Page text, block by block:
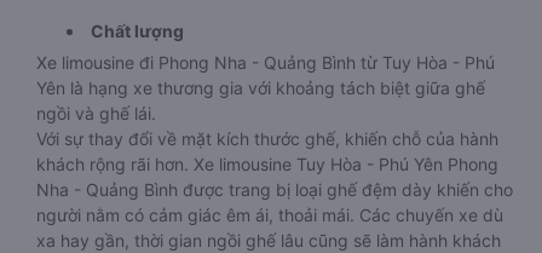
Chất lượng
Xe limousine đi Phong Nha - Quảng Bình từ Tuy Hòa - Phú
Yên là hạng xe thương gia với khoảng tách biệt giữa ghế
ngồi và ghế lái.
Với sự thay đổi về mặt kích thước ghế, khiến chỗ của hành
khách rộng rãi hơn. Xe limousine Tuy Hòa - Phú Yên Phong
Nha - Quảng Bình được trang bị loại ghế đệm dày khiến cho
người nằm có cảm giác êm ái, thoải mái. Các chuyến xe dù
xa hay gần, thời gian ngồi ghế lâu cũng sẽ làm hành khách